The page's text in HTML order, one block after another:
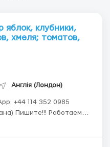
яблок, клубники,
хмеля; томатов,
Англія (Лондон)
Беларусь,